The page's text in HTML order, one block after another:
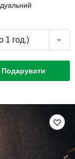
1 год.)
Подарувати